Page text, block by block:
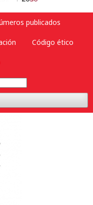
publicados
Código ético